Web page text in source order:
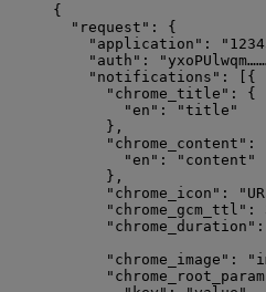
{
"request" : {
"application" : "
"auth" : "
"notifications" : [{
"chrome_title"
"en" : " title "
},
"chrome_content"
"en" : " content "
},
"chrome_icon" : "
"chrome_gcm_ttl" :
"chrome_duration" :
"chrome_image" : "